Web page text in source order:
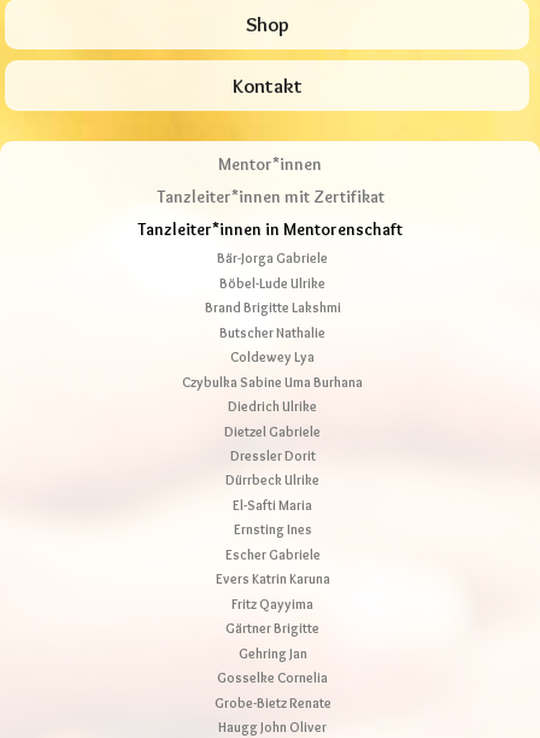
Shop
Kontakt
Mentor*innen
Tanzleiter*innen mit Zertifikat
Tanzleiter*innen in Mentorenschaft
Bär-Jorga Gabriele
Böbel-Lude Ulrike
Brand Brigitte Lakshmi
Butscher Nathalie
Coldewey Lya
Czybulka Sabine Uma Burhana
Diedrich Ulrike
Dietzel Gabriele
Dressler Dorit
Dürrbeck Ulrike
El-Safti Maria
Ernsting Ines
Escher Gabriele
Evers Katrin Karuna
Fritz Qayyima
Gärtner Brigitte
Gehring Jan
Gosselke Cornelia
Grobe-Bietz Renate
Haugg John Oliver